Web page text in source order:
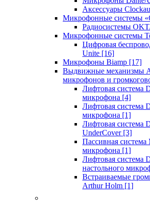
Аксессуары
Микрофонные системы
Радиосистемы
Микрофонные системы
Цифровая
Unite [16]
Микрофоны Biamp [17]
Выдвижные механизмы
микрофонов и
Лифтовая система
микрофона [4]
Лифтовая система
микрофона [1]
Лифтовая система
UnderCover [3]
Пассивная система
микрофона [1]
Лифтовая система
настольного
Встраиваемые
Arthur Holm [1]